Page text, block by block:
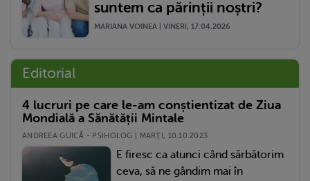
suntem ca părinții noștri?
MARIANA VOINEA | VINERI, 17.04.2026
Editorial
4 lucruri pe care le-am conștientizat de Ziua
Mondială a Sănătății Mintale
ANDREEA GUICĂ - PSIHOLOG | MARŢI, 10.10.2023
E firesc ca atunci când sărbătorim
ceva, să ne gândim mai în